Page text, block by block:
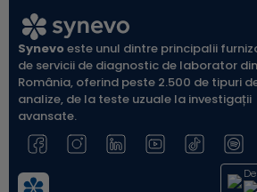
Synevoeste unul dintre principalii
de servicii de diagnostic de laborator din
România, oferind peste 2.500 de tipuri
analize, de la teste uzuale la investigații
avansate.